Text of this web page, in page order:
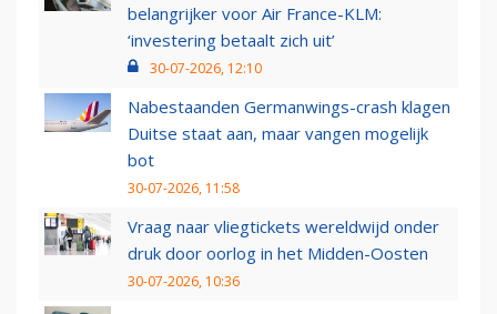
belangrijker voor Air France-KLM:
‘investering betaalt zich uit’
30-07-2026, 12:10
Nabestaanden Germanwings-crash klagen
Duitse staat aan, maar vangen mogelijk
bot
30-07-2026, 11:58
Vraag naar vliegtickets wereldwijd onder
druk door oorlog in het Midden-Oosten
30-07-2026, 10:36